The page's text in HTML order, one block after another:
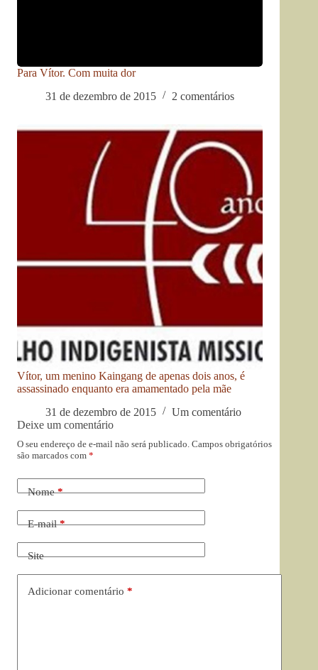
Para Vítor. Com muita dor
31 de dezembro de 2015
2 comentários
Vítor, um menino Kaingang de apenas dois anos, é
assassinado enquanto era amamentado pela mãe
31 de dezembro de 2015
Um comentário
Deixe um comentário
O seu endereço de e-mail não será publicado. Campos obrigatórios
são marcados com *
Nome*
E-mail*
Site
Adicionar comentário *